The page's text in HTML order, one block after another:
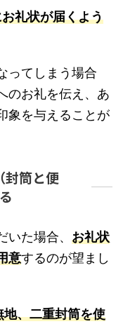
礼状が届くよう
ってしまう場合
のお礼を伝え、あ
象を与えることが
封筒と便
いた場合、 お礼状
意するのが望まし
、二重封筒を使